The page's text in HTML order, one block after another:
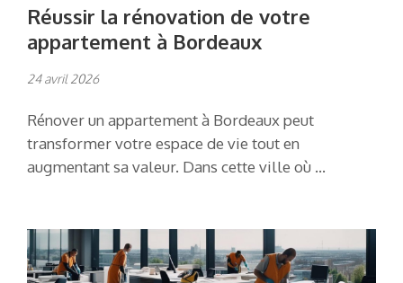
Réussir la rénovation de votre
appartement à Bordeaux
24 avril 2026
Rénover un appartement à Bordeaux peut
transformer votre espace de vie tout en
augmentant sa valeur. Dans cette ville où …